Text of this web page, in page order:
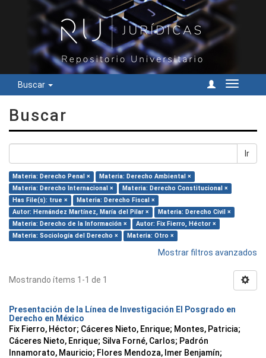
Buscar
Cambiar
Buscar
Ir
Materia: Derecho Penal ×
Materia: Derecho Ambiental ×
Materia: Derecho Internacional ×
Materia: Derecho Constitucional ×
Has File(s): true ×
Materia: Derecho Fiscal ×
Autor: Hernández Martínez, María del Pilar ×
Materia: Derecho Civil ×
Materia: Derecho de la Información ×
Autor: Fix Fierro, Héctor ×
Materia: Sociología del Derecho ×
Materia: Otro ×
Mostrar filtros avanzados
Mostrando ítems 1-1 de 1
Presentación de la Línea de Investigación El Posgrado en
Derecho en México
Fix Fierro, Héctor; Cáceres Nieto, Enrique; Montes, Patricia;
Cáceres Nieto, Enrique; Silva Forné, Carlos; Padrón
Innamorato, Mauricio; Flores Mendoza, Imer Benjamín;